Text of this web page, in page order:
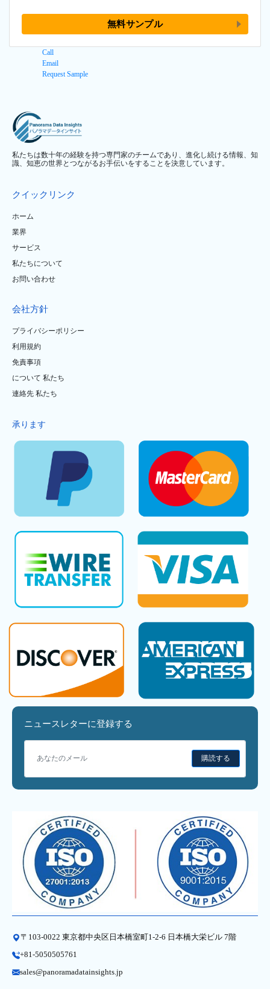
無料サンプル
Call
Email
Request Sample
私たちは数十年の経験を持つ専門家のチームであり、進化し続ける情報、知
識、知恵の世界とつながるお手伝いをすることを決意しています。
クイックリンク
ホーム
業界
サービス
私たちについて
お問い合わせ
会社方針
プライバシーポリシー
利用規約
免責事項
について 私たち
連絡先 私たち
承ります
ニュースレターに登録する
購読する
〒103-0022 東京都中央区日本橋室町1-2-6 日本橋大栄ビル 7階
+81-5050505761
sales@panoramadatainsights.jp